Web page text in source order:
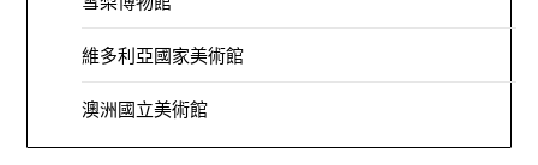
維多利亞國家美術館
澳洲國立美術館